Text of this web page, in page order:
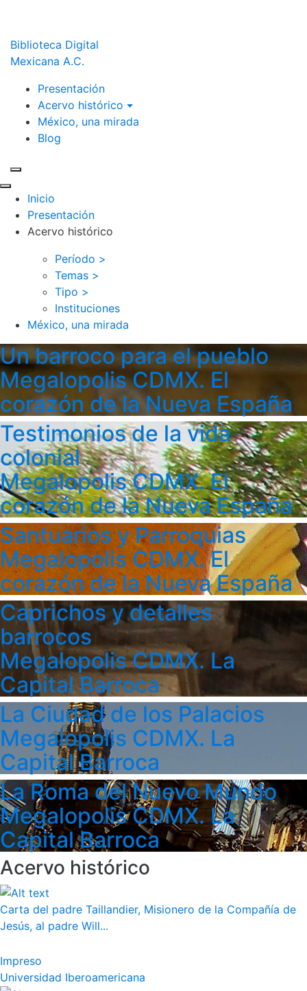
Biblioteca Digital
Mexicana A.C.
Presentación
Acervo histórico
México, una mirada
Blog
Inicio
Presentación
Acervo histórico
Período >
Temas >
Tipo >
Instituciones
México, una mirada
Un barroco para el pueblo
Megalopolis CDMX. El
corazón de la Nueva España
Testimonios de la vida
colonial
Megalopolis CDMX. El
corazón de la Nueva España
Santuarios y Parroquias
Megalopolis CDMX. El
corazón de la Nueva España
Caprichos y detalles
barrocos
Megalopolis CDMX. La
Capital Barroca
La Ciudad de los Palacios
Megalopolis CDMX. La
Capital Barroca
La Roma del Nuevo Mundo
Megalopolis CDMX. La
Capital Barroca
Acervo histórico
Carta del padre Taillandier, Misionero de la Compañía de
Jesús, al padre Will...
Impreso
Universidad Iberoamericana